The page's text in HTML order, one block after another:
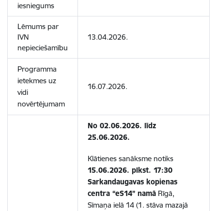
iesniegums
Lēmums par
IVN
nepieciešamību
13.04.2026.
Programma
ietekmes uz
vidi
novērtējumam
16.07.2026.
No 02.06.2026. līdz
25.06.2026.
Klātienes sanāksme notiks
15.06.2026. plkst. 17:30
Sarkandaugavas kopienas
centra “eS14” namā Rīgā,
Sīmaņa ielā 14 (1. stāva mazajā